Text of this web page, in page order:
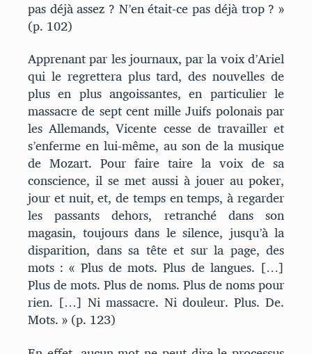
pas déjà assez ? N’en était-ce pas déjà trop ? »
(p. 102)
Apprenant par les journaux, par la voix d’Ariel
qui le regrettera plus tard, des nouvelles de
plus en plus angoissantes, en particulier le
massacre de sept cent mille Juifs polonais par
les Allemands, Vicente cesse de travailler et
s’enferme en lui-même, au son de la musique
de Mozart. Pour faire taire la voix de sa
conscience, il se met aussi à jouer au poker,
jour et nuit, et, de temps en temps, à regarder
les passants dehors, retranché dans son
magasin, toujours dans le silence, jusqu’à la
disparition, dans sa tête et sur la page, des
mots : « Plus de mots. Plus de langues. […]
Plus de mots. Plus de noms. Plus de noms pour
rien. […] Ni massacre. Ni douleur. Plus. De.
Mots. » (p. 123)